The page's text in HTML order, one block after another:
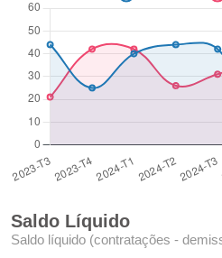
Saldo Líquido
Saldo líquido (contratações -